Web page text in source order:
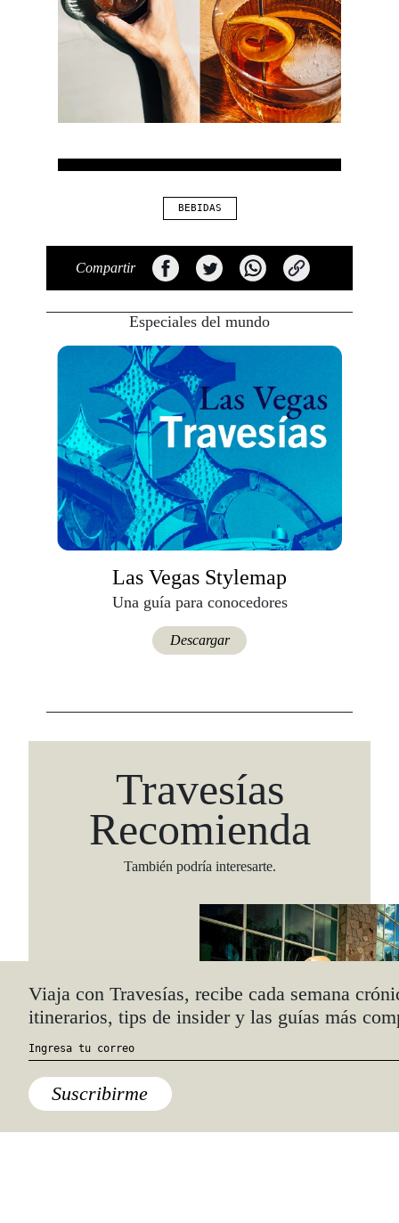
BEBIDAS
Compartir
Especiales del mundo
Las Vegas Stylemap
Una guía para conocedores
Descargar
Travesías
Recomienda
También podría interesarte.
Comida,Lo último